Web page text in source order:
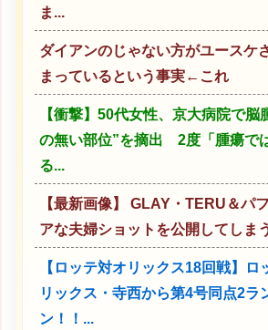
ま...
ダイアンのじゃない方がユースケ
まっているという事実←これ
【衝撃】50代女性、京大病院で
の無い部位”を摘出 2度「腫瘍で
る...
【最新画像】 GLAY・TERU＆パ
アな夫婦ショットを公開してしま
【ロッテ対オリックス18回戦】ロ
リックス・寺西から第4号同点2ラ
ン！！...